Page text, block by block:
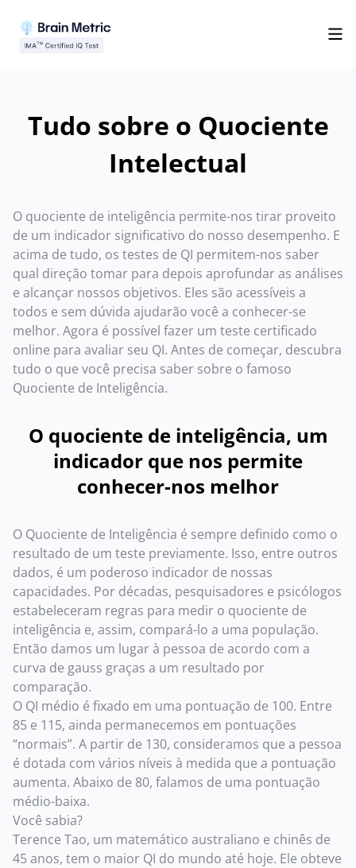
Tudo sobre o Quociente
Intelectual
O quociente de inteligência permite-nos tirar proveito
de um indicador significativo do nosso desempenho. E
acima de tudo, os testes de QI permitem-nos saber
qual direção tomar para depois aprofundar as análises
e alcançar nossos objetivos. Eles são acessíveis a
todos e sem dúvida ajudarão você a conhecer-se
melhor. Agora é possível fazer um teste certificado
online para avaliar seu QI. Antes de começar, descubra
tudo o que você precisa saber sobre o famoso
Quociente de Inteligência.
O quociente de inteligência, um
indicador que nos permite
conhecer-nos melhor
O Quociente de Inteligência é sempre definido como o
resultado de um teste previamente. Isso, entre outros
dados, é um poderoso indicador de nossas
capacidades. Por décadas, pesquisadores e psicólogos
estabeleceram regras para medir o quociente de
inteligência e, assim, compará-lo a uma população.
Então damos um lugar à pessoa de acordo com a
curva de gauss graças a um resultado por
comparação.
O QI médio é fixado em uma pontuação de 100. Entre
85 e 115, ainda permanecemos em pontuações
“normais”. A partir de 130, consideramos que a pessoa
é dotada com vários níveis à medida que a pontuação
aumenta. Abaixo de 80, falamos de uma pontuação
médio-baixa.
Você sabia?
Terence Tao, um matemático australiano e chinês de
45 anos, tem o maior QI do mundo até hoje. Ele obteve